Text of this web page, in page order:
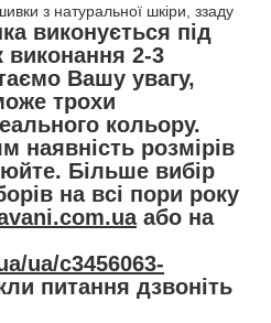
з натуральної шкіри, ззаду
виконується під
виконання 2-3
Вашу увагу,
трохи
кольору.
наявність розмірів
Більше вибір
на всі пори року
або на
ua/c3456063-
питання дзвоніть